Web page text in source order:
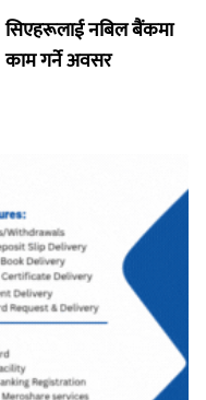
सिएहरूलाई नबिल बैंकमा
काम गर्ने अवसर